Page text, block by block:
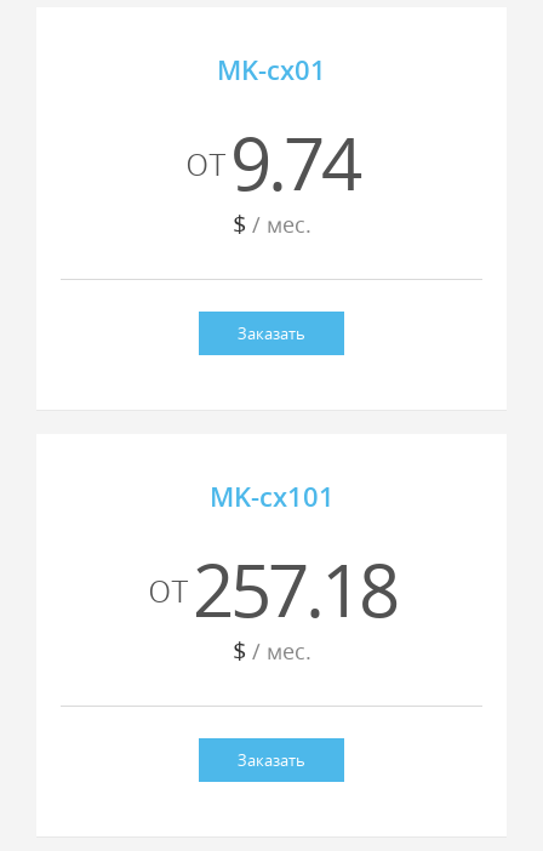
MK-cx01
от9.74
$ / мес.
Заказать
MK-cx101
от257.18
$ / мес.
Заказать